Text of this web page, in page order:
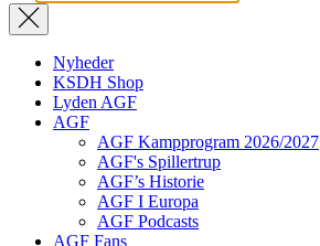
Nyheder
KSDH Shop
Lyden AGF
AGF
AGF Kampprogram 2026/2027
AGF's Spillertrup
AGF’s Historie
AGF I Europa
AGF Podcasts
AGF Fans